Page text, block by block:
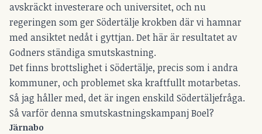
avskräckt investerare och universitet, och nu
regeringen som ger Södertälje krokben där vi hamnar
med ansiktet nedåt i gyttjan. Det här är resultatet av
Godners ständiga smutskastning.
Det finns brottslighet i Södertälje, precis som i andra
kommuner, och problemet ska kraftfullt motarbetas.
Så jag håller med, det är ingen enskild Södertäljefråga.
Så varför denna smutskastningskampanj Boel?
Järnabo